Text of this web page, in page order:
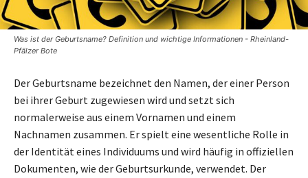
Was ist der Geburtsname? Definition und wichtige Informationen - Rheinland-
Pfälzer Bote
Der Geburtsname bezeichnet den Namen, der einer Person
bei ihrer Geburt zugewiesen wird und setzt sich
normalerweise aus einem Vornamen und einem
Nachnamen zusammen. Er spielt eine wesentliche Rolle in
der Identität eines Individuums und wird häufig in offiziellen
Dokumenten, wie der Geburtsurkunde, verwendet. Der